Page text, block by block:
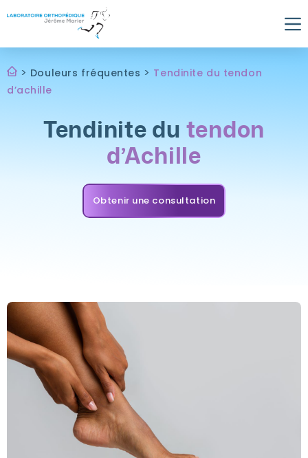
to
> Douleurs fréquentes > Tendinite du tendon
d’achille
Tendinite du tendon
d’Achille
Obtenir une consultation